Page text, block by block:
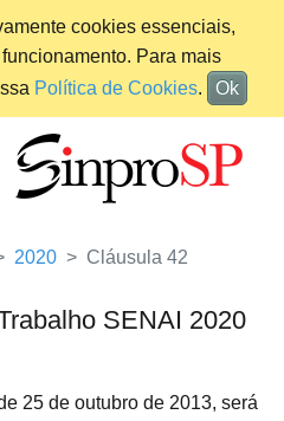
cookies essenciais,
Para mais
Política de Cookies. Ok
2020 Cláusula 42
SENAI 2020
25 de outubro de 2013, será